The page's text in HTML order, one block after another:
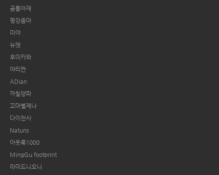
곰돌아재
평강줌마
미야
뉴엣
후미카와
야리짠
ADian
까칠양파
꼬마별제나
다이천사
Naturis
아웃룩1000
MingGu footprint
라미드니오니